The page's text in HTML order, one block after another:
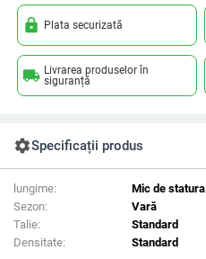
lock Plata securizată
local_shipping Livrarea produselor în
siguranță
settingsSpecificații produs
lungime:
Mic de statura
Sezon:
Vară
Talie:
Standard
Densitate:
Standard